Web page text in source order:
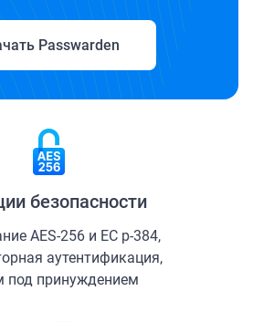
Passwarden
безопасности
AES-256 и ЕС р-384,
аутентификация,
под принуждением